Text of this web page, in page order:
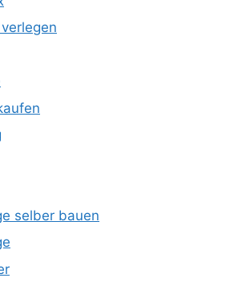
selber bauen